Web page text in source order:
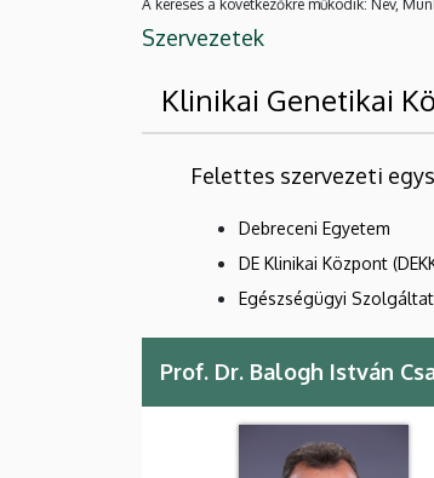
A keresés a következőkre működik: Név,
Szervezetek
Klinikai Genetikai
Felettes szervezeti
Debreceni Egyetem
DE Klinikai Központ
Egészségügyi
Prof. Dr. Balogh István